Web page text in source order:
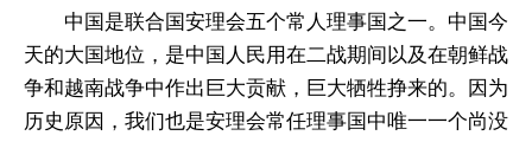
中国是联合国安理会五个常人理事国之一。中国今
天的大国地位，是中国人民用在二战期间以及在朝鲜战
争和越南战争中作出巨大贡献，巨大牺牲挣来的。因为
历史原因，我们也是安理会常任理事国中唯一一个尚没